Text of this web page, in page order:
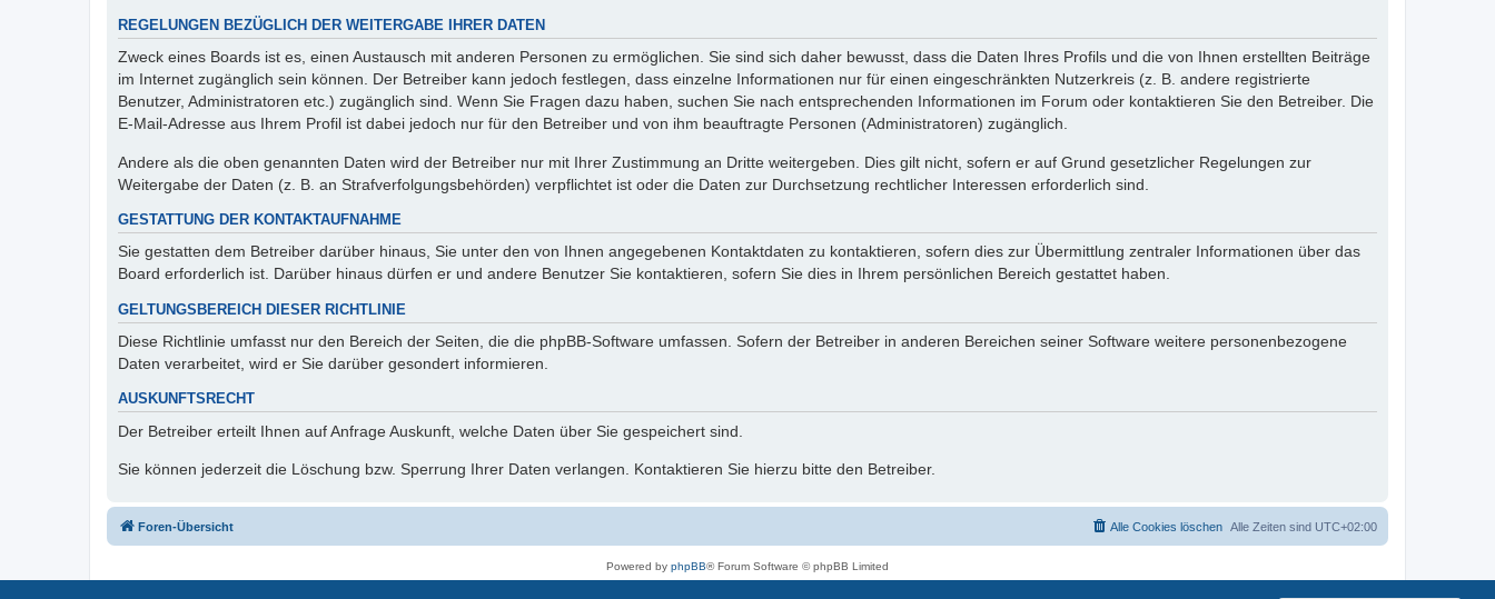
REGELUNGEN BEZÜGLICH DER WEITERGABE IHRER DATEN
Zweck eines Boards ist es, einen Austausch mit anderen Personen zu ermöglichen. Sie sind sich daher bewusst, dass die Daten Ihres Profils und die von Ihnen erstellten Beiträge
im Internet zugänglich sein können. Der Betreiber kann jedoch festlegen, dass einzelne Informationen nur für einen eingeschränkten Nutzerkreis (z. B. andere registrierte
Benutzer, Administratoren etc.) zugänglich sind. Wenn Sie Fragen dazu haben, suchen Sie nach entsprechenden Informationen im Forum oder kontaktieren Sie den Betreiber. Die
E-Mail-Adresse aus Ihrem Profil ist dabei jedoch nur für den Betreiber und von ihm beauftragte Personen (Administratoren) zugänglich.
Andere als die oben genannten Daten wird der Betreiber nur mit Ihrer Zustimmung an Dritte weitergeben. Dies gilt nicht, sofern er auf Grund gesetzlicher Regelungen zur
Weitergabe der Daten (z. B. an Strafverfolgungsbehörden) verpflichtet ist oder die Daten zur Durchsetzung rechtlicher Interessen erforderlich sind.
GESTATTUNG DER KONTAKTAUFNAHME
Sie gestatten dem Betreiber darüber hinaus, Sie unter den von Ihnen angegebenen Kontaktdaten zu kontaktieren, sofern dies zur Übermittlung zentraler Informationen über das
Board erforderlich ist. Darüber hinaus dürfen er und andere Benutzer Sie kontaktieren, sofern Sie dies in Ihrem persönlichen Bereich gestattet haben.
GELTUNGSBEREICH DIESER RICHTLINIE
Diese Richtlinie umfasst nur den Bereich der Seiten, die die phpBB-Software umfassen. Sofern der Betreiber in anderen Bereichen seiner Software weitere personenbezogene
Daten verarbeitet, wird er Sie darüber gesondert informieren.
AUSKUNFTSRECHT
Der Betreiber erteilt Ihnen auf Anfrage Auskunft, welche Daten über Sie gespeichert sind.
Sie können jederzeit die Löschung bzw. Sperrung Ihrer Daten verlangen. Kontaktieren Sie hierzu bitte den Betreiber.
Foren-Übersicht Alle Zeiten sind UTC+02:00
Alle Cookies löschen
Powered by phpBB® Forum Software © phpBB Limited